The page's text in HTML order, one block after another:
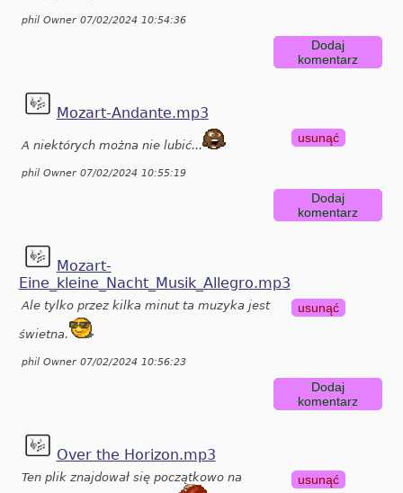
phil Owner 07/02/2024 10:54:36
Dodaj
komentarz
Mozart-Andante.mp3
A niektórych można nie lubić...
phil Owner 07/02/2024 10:55:19
usunąć
Dodaj
komentarz
Mozart-
Eine_kleine_Nacht_Musik_Allegro.mp3
Ale tylko przez kilka minut ta muzyka jest
świetna.
phil Owner 07/02/2024 10:56:23
usunąć
Dodaj
komentarz
Over the Horizon.mp3
Ten plik znajdował się początkowo na
usunąć